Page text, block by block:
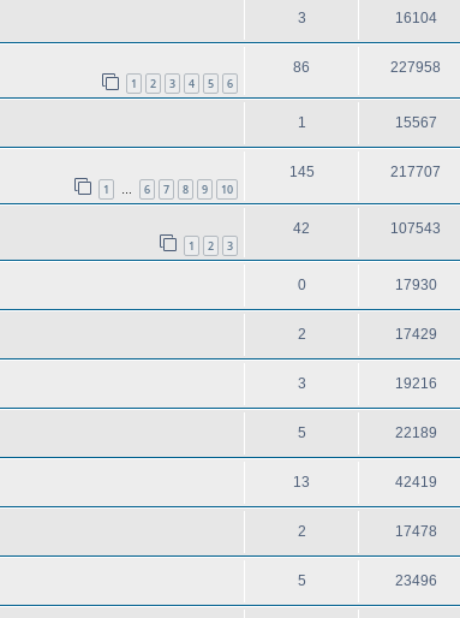
3 16104
1 2 3 4 5 6
86 227958
1 15567
1 … 6 7 8 9 10
145 217707
1 2 3
42 107543
0 17930
2 17429
3 19216
5 22189
13 42419
2 17478
5 23496